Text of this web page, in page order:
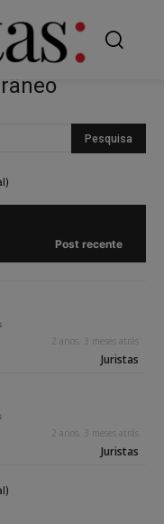
Post recente
2 anos, 3 meses atrás
Juristas
2 anos, 3 meses atrás
Juristas